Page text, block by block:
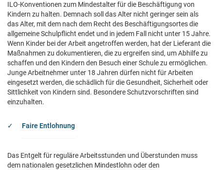
ILO-Konventionen zum Mindestalter für die Beschäftigung von
Kindern zu halten. Demnach soll das Alter nicht geringer sein als
das Alter, mit dem nach dem Recht des Beschäftigungsortes die
allgemeine Schulpflicht endet und in jedem Fall nicht unter 15 Jahre.
Wenn Kinder bei der Arbeit angetroffen werden, hat der Lieferant die
Maßnahmen zu dokumentieren, die zu ergreifen sind, um Abhilfe zu
schaffen und den Kindern den Besuch einer Schule zu ermöglichen.
Junge Arbeitnehmer unter 18 Jahren dürfen nicht für Arbeiten
eingesetzt werden, die schädlich für die Gesundheit, Sicherheit oder
Sittlichkeit von Kindern sind. Besondere Schutzvorschriften sind
einzuhalten.
Faire Entlohnung
Das Entgelt für reguläre Arbeitsstunden und Überstunden muss
dem nationalen gesetzlichen Mindestlohn oder den